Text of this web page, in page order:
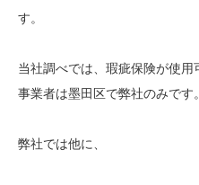
す。
当社調べでは、瑕疵保険が使
事業者は墨田区で弊社のみです。
弊社では他に、